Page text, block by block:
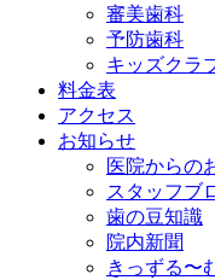
審美歯科
予防歯科
キッズクラ
料金表
アクセス
お知らせ
医院からの
スタッフブ
歯の豆知識
院内新聞
きっずる〜